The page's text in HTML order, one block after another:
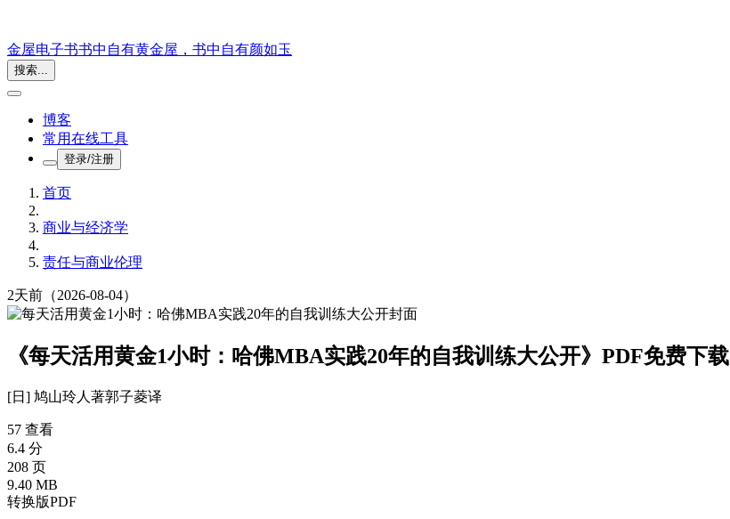
金屋电子书书中自有黄金屋，书中自有颜如玉
搜索...
博客
常用在线工具
登录/注册
首页
商业与经济学
责任与商业伦理
2天前 （2026-08-04）
《每天活用黄金1小时：哈佛MBA实践20年的自我训练大公开》PDF免费下载
[日] 鸠山玲人 著郭子菱译
57 查看
6.4 分
208 页
9.40 MB
转换版PDF